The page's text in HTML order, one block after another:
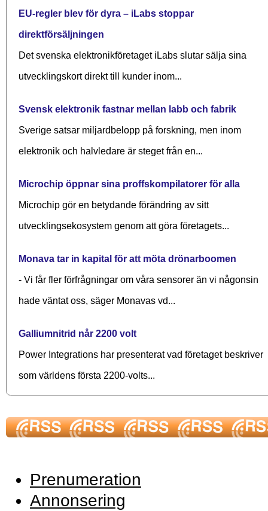
EU-regler blev för dyra – iLabs stoppar
direktförsäljningen
Det svenska elektronikföretaget iLabs slutar sälja sina
utvecklingskort direkt till kunder inom...
Svensk elektronik fastnar mellan labb och fabrik
Sverige satsar miljardbelopp på forskning, men inom
elektronik och halvledare är steget från en...
Microchip öppnar sina proffskompilatorer för alla
Microchip gör en betydande förändring av sitt
utvecklingsekosystem genom att göra företagets...
Monava tar in kapital för att möta drönarboomen
- Vi får fler förfrågningar om våra sensorer än vi någonsin
hade väntat oss, säger Monavas vd...
Galliumnitrid når 2200 volt
Power Integrations har presenterat vad företaget beskriver
som världens första 2200-volts...
Prenumeration
Annonsering